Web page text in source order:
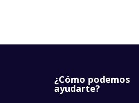
¿Cómo podemos
ayudarte?